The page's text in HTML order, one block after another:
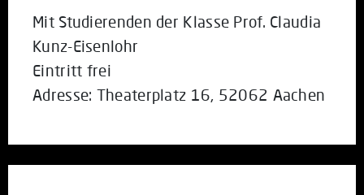
Mit Studierenden der Klasse Prof. Claudia
Kunz-Eisenlohr
Eintritt frei
Adresse: Theaterplatz 16, 52062 Aachen